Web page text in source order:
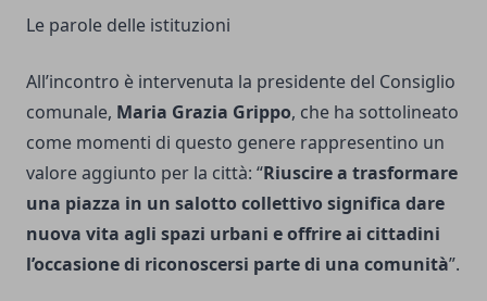
Le parole delle istituzioni
All’incontro è intervenuta la presidente del Consiglio
comunale, Maria Grazia Grippo, che ha sottolineato
come momenti di questo genere rappresentino un
valore aggiunto per la città: “Riuscire a trasformare
una piazza in un salotto collettivo significa dare
nuova vita agli spazi urbani e offrire ai cittadini
l’occasione di riconoscersi parte di una comunità”.